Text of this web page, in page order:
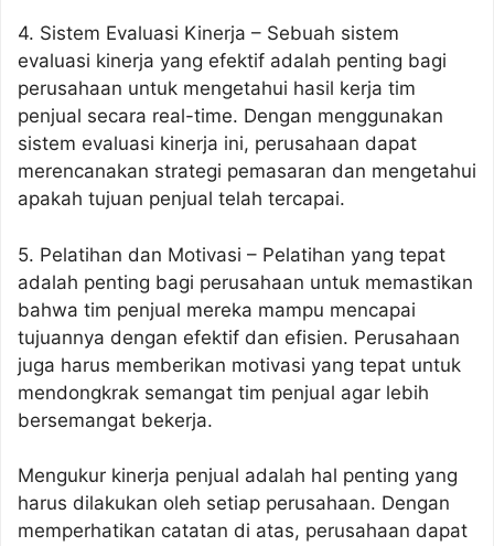
4. Sistem Evaluasi Kinerja – Sebuah sistem
evaluasi kinerja yang efektif adalah penting bagi
perusahaan untuk mengetahui hasil kerja tim
penjual secara real-time. Dengan menggunakan
sistem evaluasi kinerja ini, perusahaan dapat
merencanakan strategi pemasaran dan mengetahui
apakah tujuan penjual telah tercapai.
5. Pelatihan dan Motivasi – Pelatihan yang tepat
adalah penting bagi perusahaan untuk memastikan
bahwa tim penjual mereka mampu mencapai
tujuannya dengan efektif dan efisien. Perusahaan
juga harus memberikan motivasi yang tepat untuk
mendongkrak semangat tim penjual agar lebih
bersemangat bekerja.
Mengukur kinerja penjual adalah hal penting yang
harus dilakukan oleh setiap perusahaan. Dengan
memperhatikan catatan di atas, perusahaan dapat